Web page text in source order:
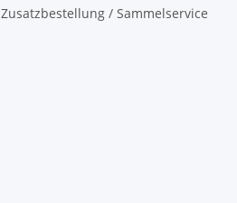
Zusatzbestellung / Sammelservice